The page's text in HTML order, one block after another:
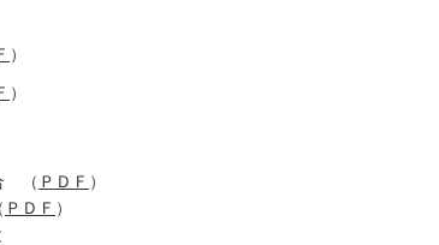
）
）
（ ＰＤＦ ）
ＰＤＦ ）